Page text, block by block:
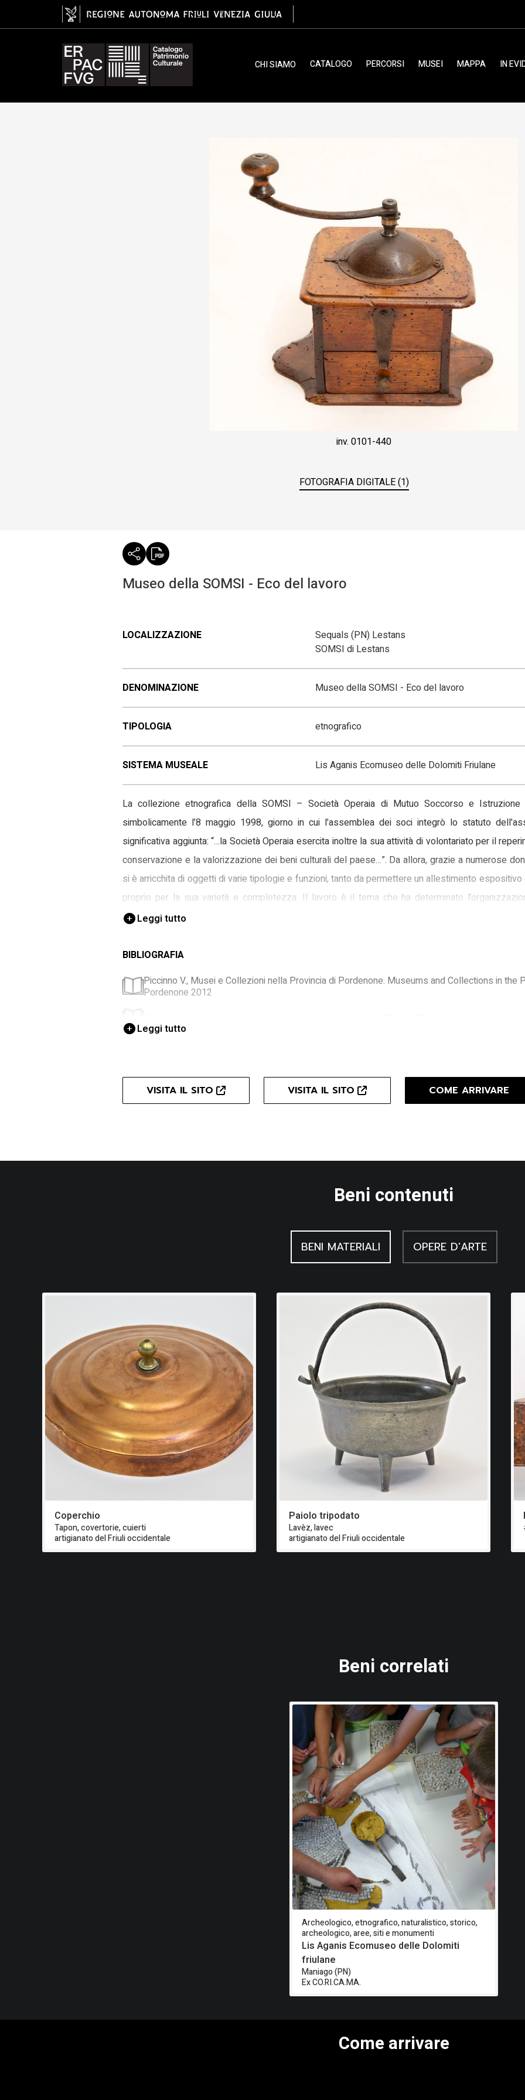
Museo della SOMSI - Eco del lavoro, etnografico
CHI SIAMO CATALOGO PERCORSI MUSEI MAPPA IN
inv. 0101-440
FOTOGRAFIA DIGITALE (1)
Museo della SOMSI - Eco del lavoro
LOCALIZZAZIONE
Sequals (PN) Lestans
SOMSI di Lestans
DENOMINAZIONE Museo della SOMSI - Eco del lavoro
TIPOLOGIA etnografico
SISTEMA MUSEALE Lis Aganis Ecomuseo delle Dolomiti Friulane
La collezione etnografica della SOMSI – Società Operaia di Mutuo Soccorso e
simbolicamente l’8 maggio 1998, giorno in cui l’assemblea dei soci integrò lo statuto
significativa aggiunta: “…la Società Operaia esercita inoltre la sua attività di volontariato per il
conservazione e la valorizzazione dei beni culturali del paese…”. Da allora, grazie a numerose
si è arricchita di oggetti di varie tipologie e funzioni, tanto da permettere un allestimento
proprio per la sua varietà e completezza. Il lavoro è il tema che ha determinato
museale suddivisa in diverse sezioni. Tra queste, assieme alle attività tipiche di tutte le comunità
di mosaicista.
L'invetariazione e la schedatura
Tra il 2010 e il 2012 è stata avviata una campagna di inventariazione e di schedatura che ha
strumenti legati alla cucina e alle attività svolte dalle donne in ambito domestico. Si possono ora
paioli di diversi materiali, quali bronzo, rame e ghisa, terracotta e alluminio, che testimonia
l’evoluzione nella produzione di questi oggetti, che tra la fine dell’Ottocento e la metà del
Leggi tutto
BIBLIOGRAFIA
Piccinno V., Musei e Collezioni nella Provincia di Pordenone. Museums and Collections in the
Pordenone 2012
Leggi tutto
VISITA IL SITO VISITA IL SITO COME ARRIVARE
Beni contenuti
BENI MATERIALI OPERE D'ARTE
Coperchio
Tapon, covertorie, cuierti
artigianato del Friuli occidentale
Paiolo tripodato
Lavèz, lavec
artigianato del Friuli occidentale
Beni correlati
Archeologico, etnografico, naturalistico, storico,
archeologico, aree, siti e monumenti
Lis Aganis Ecomuseo delle Dolomiti
friulane
Maniago (PN)
Ex CO.RI.CA.MA.
Come arrivare